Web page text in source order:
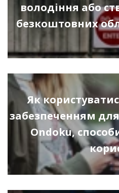
володіння або
безкоштовних
Як
забезпеченням
Ondoku,